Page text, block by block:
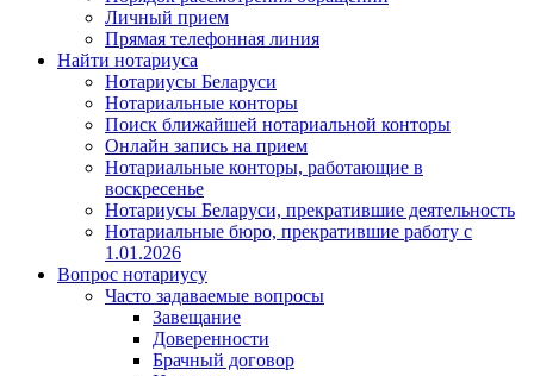
Личный прием
Прямая телефонная линия
Найти нотариуса
Нотариусы Беларуси
Нотариальные конторы
Поиск ближайшей нотариальной конторы
Онлайн запись на прием
Нотариальные конторы, работающие в
воскресенье
Нотариусы Беларуси, прекратившие деятельность
Нотариальные бюро, прекратившие работу с
1.01.2026
Вопрос нотариусу
Часто задаваемые вопросы
Завещание
Доверенности
Брачный договор